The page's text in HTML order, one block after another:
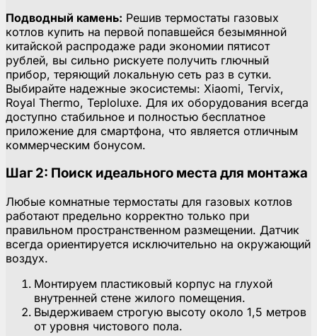
Подводный камень: Решив термостаты газовых
котлов купить на первой попавшейся безымянной
китайской распродаже ради экономии пятисот
рублей, вы сильно рискуете получить глючный
прибор, теряющий локальную сеть раз в сутки.
Выбирайте надежные экосистемы: Xiaomi, Tervix,
Royal Thermo, Teploluxe. Для их оборудования всегда
доступно стабильное и полностью бесплатное
приложение для смартфона, что является отличным
коммерческим бонусом.
Шаг 2: Поиск идеального места для монтажа
Любые комнатные термостаты для газовых котлов
работают предельно корректно только при
правильном пространственном размещении. Датчик
всегда ориентируется исключительно на окружающий
воздух.
Монтируем пластиковый корпус на глухой
внутренней стене жилого помещения.
Выдерживаем строгую высоту около 1,5 метров
от уровня чистового пола.